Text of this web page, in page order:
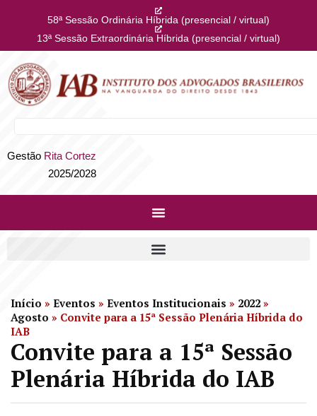
58ª Sessão Ordinária Híbrida (presencial / virtual)
13ª Sessão Extraordinária Híbrida (presencial / virtual)
Gestão Rita Cortez
2025/2028
Início » Eventos » Eventos Institucionais » 2022 »
Agosto » Convite para a 15ª Sessão Plenária Híbrida do
IAB
Convite para a 15ª Sessão
Plenária Híbrida do IAB